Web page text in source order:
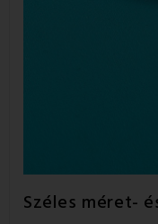
Széles méret-